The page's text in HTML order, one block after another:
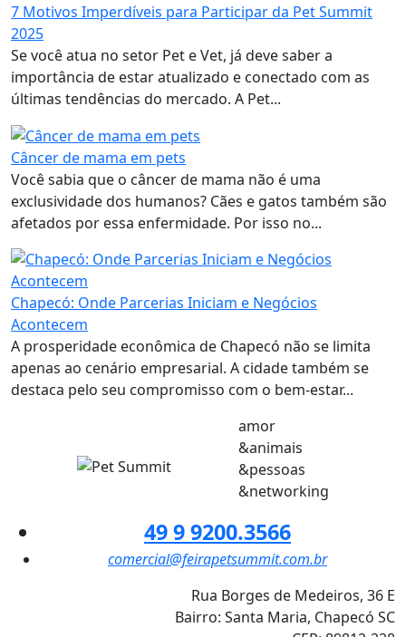
7 Motivos Imperdíveis para Participar da Pet Summit
2025
Se você atua no setor Pet e Vet, já deve saber a
importância de estar atualizado e conectado com as
últimas tendências do mercado. A Pet...
Câncer de mama em pets
Você sabia que o câncer de mama não é uma
exclusividade dos humanos? Cães e gatos também são
afetados por essa enfermidade. Por isso no...
Chapecó: Onde Parcerias Iniciam e Negócios
Acontecem
A prosperidade econômica de Chapecó não se limita
apenas ao cenário empresarial. A cidade também se
destaca pelo seu compromisso com o bem-estar...
amor
&animais
&pessoas
&networking
49 9 9200.3566
comercial@feirapetsummit.com.br
Rua Borges de Medeiros, 36 E
Bairro: Santa Maria, Chapecó SC